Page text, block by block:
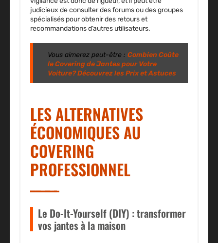
judicieux de consulter des forums ou des groupes
spécialisés pour obtenir des retours et
recommandations d’autres utilisateurs.
Vous aimerez peut-être : Combien Coûte
le Covering de Jantes pour Votre
Voiture? Découvrez les Prix et Astuces
LES ALTERNATIVES
ÉCONOMIQUES AU
COVERING
PROFESSIONNEL
Le Do-It-Yourself (DIY) : transformer
vos jantes à la maison